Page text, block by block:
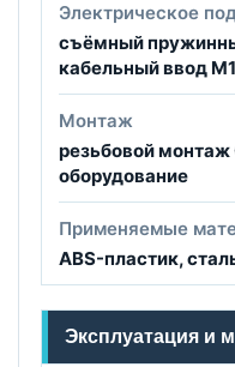
Электрическое
съёмный
кабельный ввод
Монтаж
резьбовой монтаж
оборудование
Применяемые
ABS-пластик,
Эксплуатация и